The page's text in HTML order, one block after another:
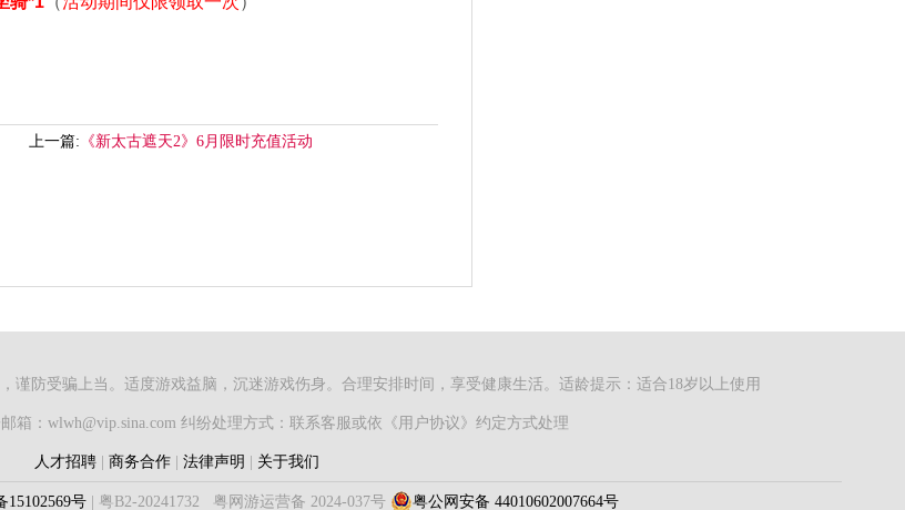
上一篇: 《新太古遮天2》6月限时充值活动
谨防受骗上当。适度游戏益脑，沉迷游戏伤身。合理安排时间，享受健康生活。适龄提示：适合18岁以上使用
箱：wlwh@vip.sina.com 纠纷处理方式：联系客服或依《用户协议》约定方式处理
人才招聘| 商务合作| 法律声明 关于我们
15102569号 粤B2-20241732 粤网游运营备 2024-037号 粤公网安备 44010602007664号